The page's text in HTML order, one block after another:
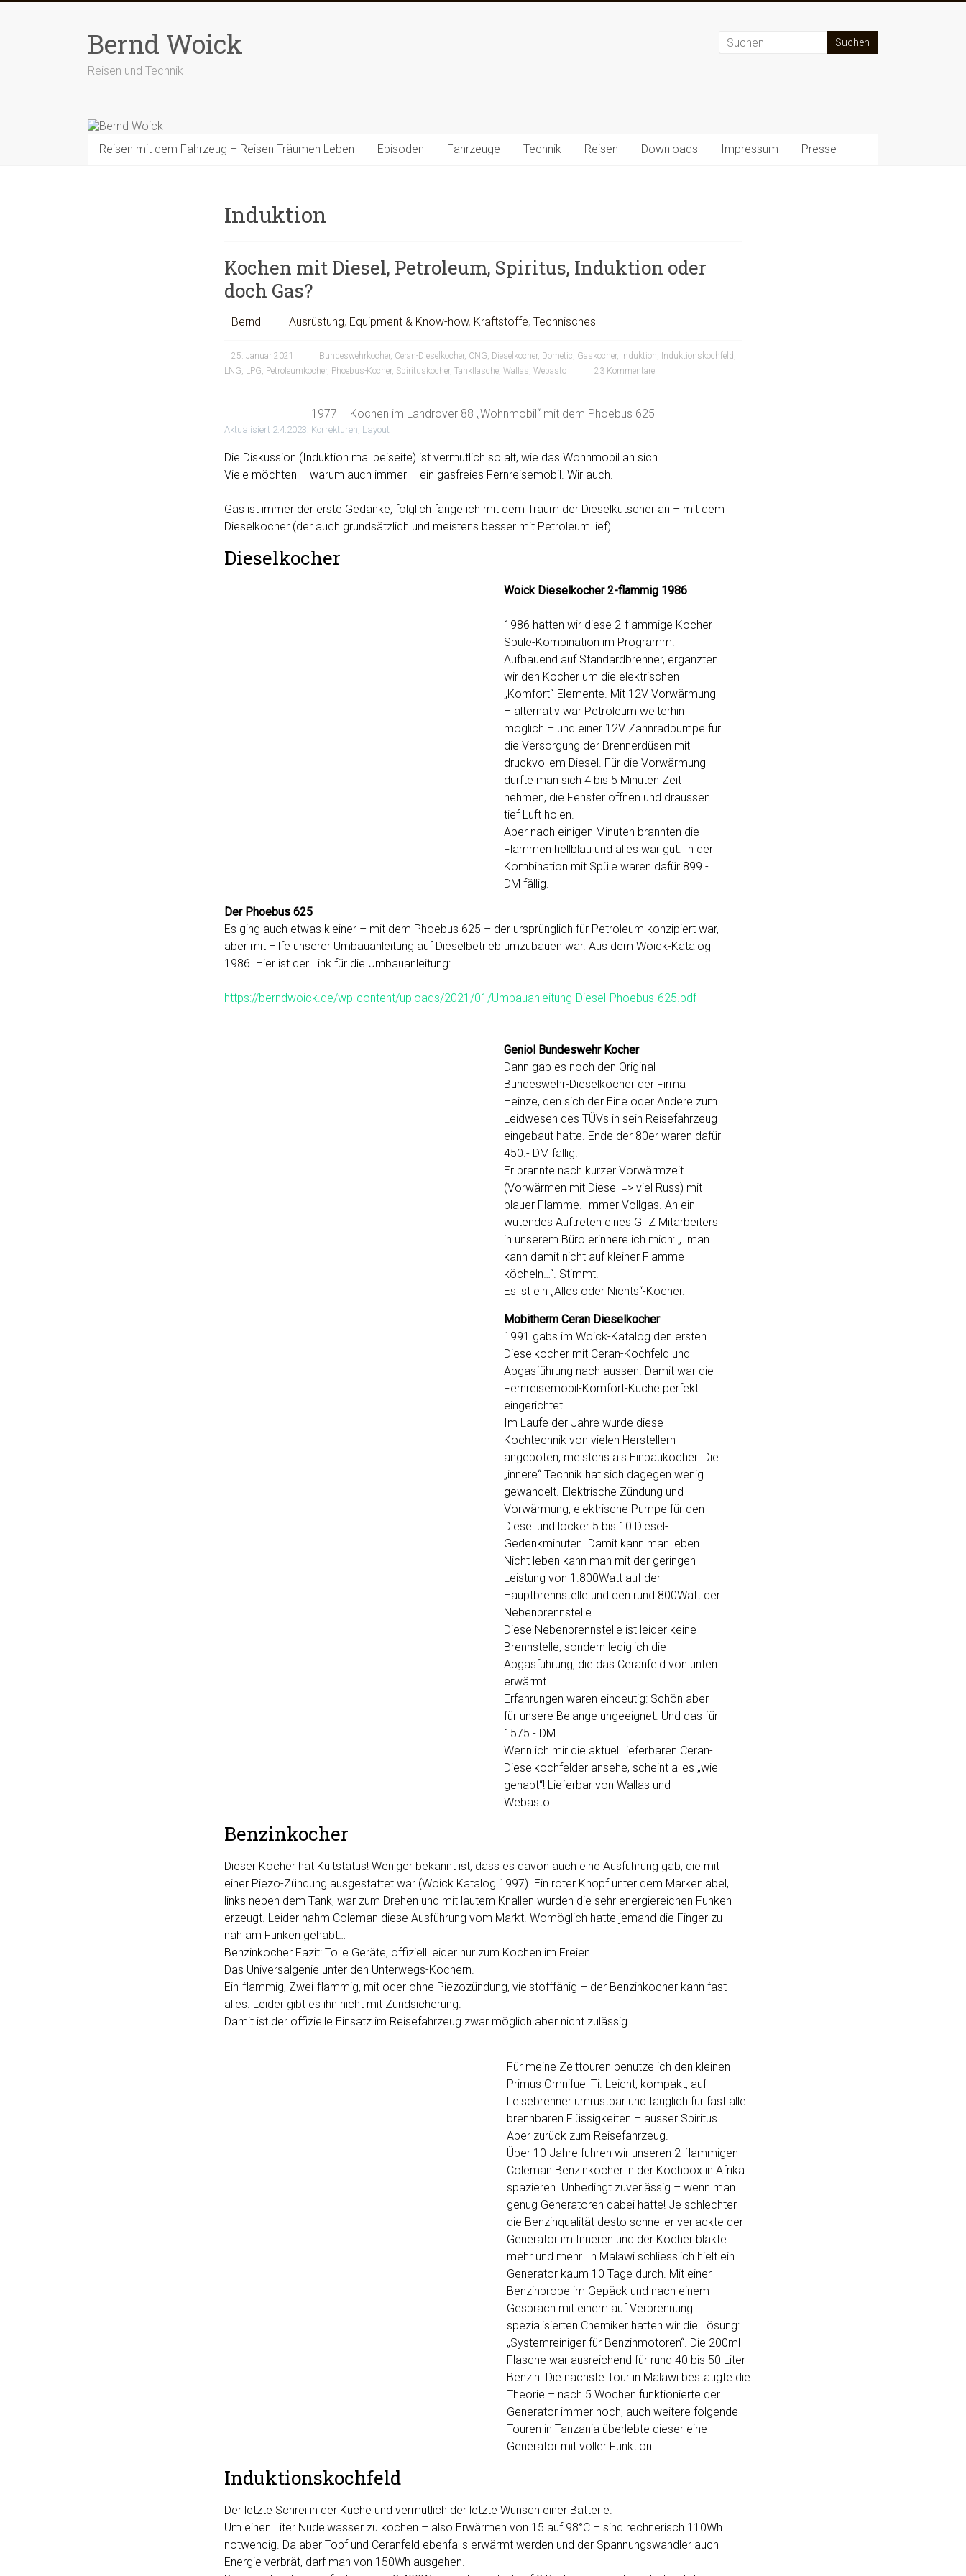
Bernd Woick
Reisen und Technik
Reisen mit dem Fahrzeug – Reisen Träumen Leben Episoden Fahrzeuge Technik Reisen Downloads Impressum Presse
Induktion
Kochen mit Diesel, Petroleum, Spiritus, Induktion oder
doch Gas?
Bernd Ausrüstung, Equipment & Know-how, Kraftstoffe, Technisches
25. Januar 2021 Bundeswehrkocher, Ceran-Dieselkocher, CNG, Dieselkocher, Dometic, Gaskocher, Induktion, Induktionskochfeld ,
LNG, LPG, Petroleumkocher, Phoebus-Kocher, Spirituskocher, Tankflasche, Wallas, Webasto 23 Kommentare
1977 – Kochen im Landrover 88 „Wohnmobil“ mit dem Phoebus 625
Aktualisiert 2.4.2023: Korrekturen, Layout
Die Diskussion (Induktion mal beiseite) ist vermutlich so alt, wie das Wohnmobil an sich.
Viele möchten – warum auch immer – ein gasfreies Fernreisemobil. Wir auch.
Gas ist immer der erste Gedanke, folglich fange ich mit dem Traum der Dieselkutscher an – mit dem
Dieselkocher (der auch grundsätzlich und meistens besser mit Petroleum lief).
Dieselkocher
Woick Dieselkocher 2-flammig 1986
1986 hatten wir diese 2-flammige Kocher-
Spüle-Kombination im Programm.
Aufbauend auf Standardbrenner, ergänzten
wir den Kocher um die elektrischen
„Komfort“-Elemente. Mit 12V Vorwärmung
– alternativ war Petroleum weiterhin
möglich – und einer 12V Zahnradpumpe für
die Versorgung der Brennerdüsen mit
druckvollem Diesel. Für die Vorwärmung
durfte man sich 4 bis 5 Minuten Zeit
nehmen, die Fenster öffnen und draussen
tief Luft holen.
Aber nach einigen Minuten brannten die
Flammen hellblau und alles war gut. In der
Kombination mit Spüle waren dafür 899.-
DM fällig.
Der Phoebus 625
Es ging auch etwas kleiner – mit dem Phoebus 625 – der ursprünglich für Petroleum konzipiert war,
aber mit Hilfe unserer Umbauanleitung auf Dieselbetrieb umzubauen war. Aus dem Woick-Katalog
1986. Hier ist der Link für die Umbauanleitung:
https://berndwoick.de/wp-content/uploads/2021/01/Umbauanleitung-Diesel-Phoebus-625.pdf
Geniol Bundeswehr Kocher
Dann gab es noch den Original
Bundeswehr-Dieselkocher der Firma
Heinze, den sich der Eine oder Andere zum
Leidwesen des TÜVs in sein Reisefahrzeug
eingebaut hatte. Ende der 80er waren dafür
450.- DM fällig.
Er brannte nach kurzer Vorwärmzeit
(Vorwärmen mit Diesel => viel Russ) mit
blauer Flamme. Immer Vollgas. An ein
wütendes Auftreten eines GTZ Mitarbeiters
in unserem Büro erinnere ich mich: „..man
kann damit nicht auf kleiner Flamme
köcheln…“. Stimmt.
Es ist ein „Alles oder Nichts“-Kocher.
Mobitherm Ceran Dieselkocher
1991 gabs im Woick-Katalog den ersten
Dieselkocher mit Ceran-Kochfeld und
Abgasführung nach aussen. Damit war die
Fernreisemobil-Komfort-Küche perfekt
eingerichtet.
Im Laufe der Jahre wurde diese
Kochtechnik von vielen Herstellern
angeboten, meistens als Einbaukocher. Die
„innere“ Technik hat sich dagegen wenig
gewandelt. Elektrische Zündung und
Vorwärmung, elektrische Pumpe für den
Diesel und locker 5 bis 10 Diesel-
Gedenkminuten. Damit kann man leben.
Nicht leben kann man mit der geringen
Leistung von 1.800Watt auf der
Hauptbrennstelle und den rund 800Watt der
Nebenbrennstelle.
Diese Nebenbrennstelle ist leider keine
Brennstelle, sondern lediglich die
Abgasführung, die das Ceranfeld von unten
erwärmt.
Erfahrungen waren eindeutig: Schön aber
für unsere Belange ungeeignet. Und das für
1575.- DM
Wenn ich mir die aktuell lieferbaren Ceran-
Dieselkochfelder ansehe, scheint alles „wie
gehabt“! Lieferbar von Wallas und
Webasto.
Benzinkocher
Dieser Kocher hat Kultstatus! Weniger bekannt ist, dass es davon auch eine Ausführung gab, die mit
einer Piezo-Zündung ausgestattet war (Woick Katalog 1997). Ein roter Knopf unter dem Markenlabel,
links neben dem Tank, war zum Drehen und mit lautem Knallen wurden die sehr energiereichen Funken
erzeugt. Leider nahm Coleman diese Ausführung vom Markt. Womöglich hatte jemand die Finger zu
nah am Funken gehabt…
Benzinkocher Fazit: Tolle Geräte, offiziell leider nur zum Kochen im Freien…
Das Universalgenie unter den Unterwegs-Kochern.
Ein-flammig, Zwei-flammig, mit oder ohne Piezozündung, vielstofffähig – der Benzinkocher kann fast
alles. Leider gibt es ihn nicht mit Zündsicherung.
Damit ist der offizielle Einsatz im Reisefahrzeug zwar möglich aber nicht zulässig.
Für meine Zelttouren benutze ich den kleinen
Primus Omnifuel Ti. Leicht, kompakt, auf
Leisebrenner umrüstbar und tauglich für fast alle
brennbaren Flüssigkeiten – ausser Spiritus.
Aber zurück zum Reisefahrzeug.
Über 10 Jahre fuhren wir unseren 2-flammigen
Coleman Benzinkocher in der Kochbox in Afrika
spazieren. Unbedingt zuverlässig – wenn man
genug Generatoren dabei hatte! Je schlechter
die Benzinqualität desto schneller verlackte der
Generator im Inneren und der Kocher blakte
mehr und mehr. In Malawi schliesslich hielt ein
Generator kaum 10 Tage durch. Mit einer
Benzinprobe im Gepäck und nach einem
Gespräch mit einem auf Verbrennung
spezialisierten Chemiker hatten wir die Lösung:
„Systemreiniger für Benzinmotoren“. Die 200ml
Flasche war ausreichend für rund 40 bis 50 Liter
Benzin. Die nächste Tour in Malawi bestätigte die
Theorie – nach 5 Wochen funktionierte der
Generator immer noch, auch weitere folgende
Touren in Tanzania überlebte dieser eine
Generator mit voller Funktion.
Induktionskochfeld
Der letzte Schrei in der Küche und vermutlich der letzte Wunsch einer Batterie.
Um einen Liter Nudelwasser zu kochen – also Erwärmen von 15 auf 98°C – sind rechnerisch 110Wh
notwendig. Da aber Topf und Ceranfeld ebenfalls erwärmt werden und der Spannungswandler auch
Energie verbrät, darf man von 150Wh ausgehen.